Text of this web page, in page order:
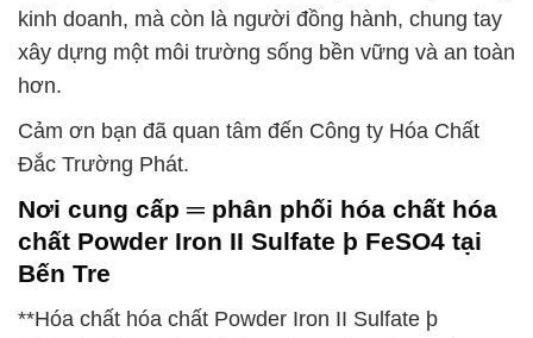
kinh doanh, mà còn là người đồng hành, chung tay
xây dựng một môi trường sống bền vững và an toàn
hơn.
Cảm ơn bạn đã quan tâm đến Công ty Hóa Chất
Đắc Trường Phát.
Nơi cung cấp ═ phân phối hóa chất hóa
chất Powder Iron II Sulfate þ FeSO4 tại
Bến Tre
**Hóa chất hóa chất Powder Iron II Sulfate þ